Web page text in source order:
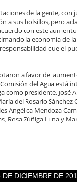
de la gente, con
a sus bolsillos, pero
con este
la economía de
que el
a favor del
del Agua está
como presidente, José
del Rosario Sánchez
Angélica Mendoza
Rosa Zúñiga Luna y
DE DICIEMBRE DE